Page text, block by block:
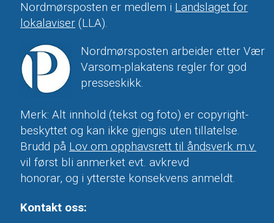
Nordmørsposten er medlem i Landslaget for
lokalaviser (LLA).
Nordmørsposten arbeider etter Vær
Varsom-plakatens regler for god
presseskikk.
Merk: Alt innhold (tekst og foto) er copyright-
beskyttet og kan ikke gjengis uten tillatelse.
Brudd på Lov om opphavsrett til åndsverk m.v.
vil først bli anmerket evt. avkrevd
honorar, og i ytterste konsekvens anmeldt.
Kontakt oss: